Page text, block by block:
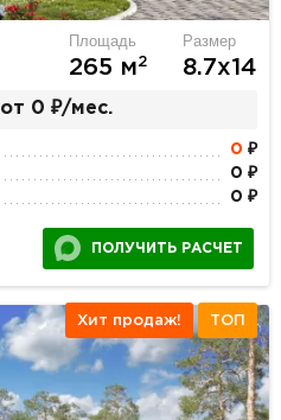
Площадь
265 м2
Размер
8.7х14
от 0 ₽/мес.
0 ₽
0 ₽
0 ₽
ПОЛУЧИТЬ РАСЧЕТ
Хит продаж! ТОП